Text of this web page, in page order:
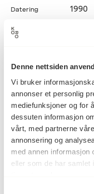
Denne nettsiden
Vi bruker
annonser et personlig
mediefunksjoner og for
dessuten informasjon
vårt, med partnerne
annonsering og
med annen informasjon
eller som de har samlet
Datering 1990
materiale
–